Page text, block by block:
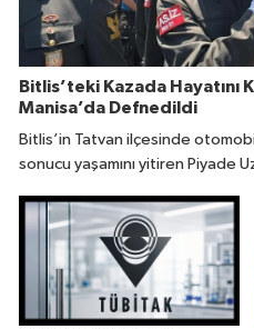
Bitlis’teki Kazada Hayatını
Manisa’da Defnedildi
Bitlis’in Tatvan ilçesinde
sonucu yaşamını yitiren Piyade